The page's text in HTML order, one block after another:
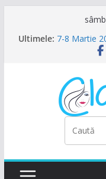
Ultimele: 7-8 Martie
Ziua
Ziua
Calinescu!
Petrecere